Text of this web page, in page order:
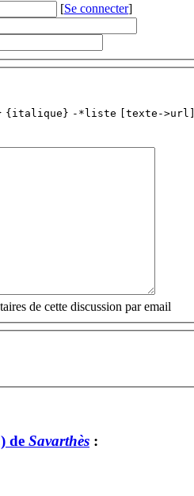
[Se connecter]
{italique} -*liste [texte->url]
de cette discussion par email
de Savarthès :